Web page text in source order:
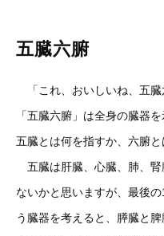
五臓六腑
「これ、おいしいね、五
「五臓六腑」は全身の臓器
五臓とは何を指すか、六腑と
五臓は肝臓、心臓、肺、腎
ないかと思いますが、最後
う臓器を考えると、膵臓と